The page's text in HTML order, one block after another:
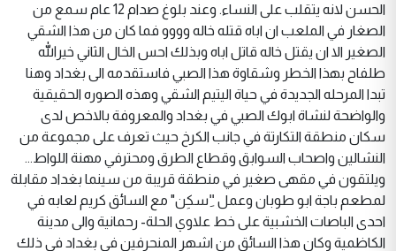
الحسن لانه يتقلب على النساء. وعند بلوغ صدام 12 عام سمع من
الصغار في الملعب ان اباه قتله خاله وووو فما كان من هذا الشقي
الصغير الا ان يقتل خاله قاتل اباه وبذلك احس الخال الثاني خيرالله
طلفاح بهذا الخطر وشقاوة هذا الصبي فاستقدمه الى بغداد وهنا
تبدا المرحله الجديدة في حياة اليتيم الشقي وهذه الصوره الحقيقية
والواضحة لنشاة ابوك الصبي في بغداد والمعروفة بالاخص لدى
سكان منطقة التكارتة في جانب الكرخ حيث تعرف على مجموعة من
النشالين واصحاب السوابق وقطاع الطرق ومحترفي مهنة اللواط...
ويلتقون في مقهى صغير في منطقة قريبة من سينما بغداد مقابلة
لمطعم باجة ابو طوبان وعمل "ِسكِن" مع السائق كريم لعابه في
احدى الباصات الخشبية على خط علاوي الحلة- رحمانية والى مدينة
الكاظمية وكان هذا السائق من اشهر المنحرفين في بغداد في ذلك